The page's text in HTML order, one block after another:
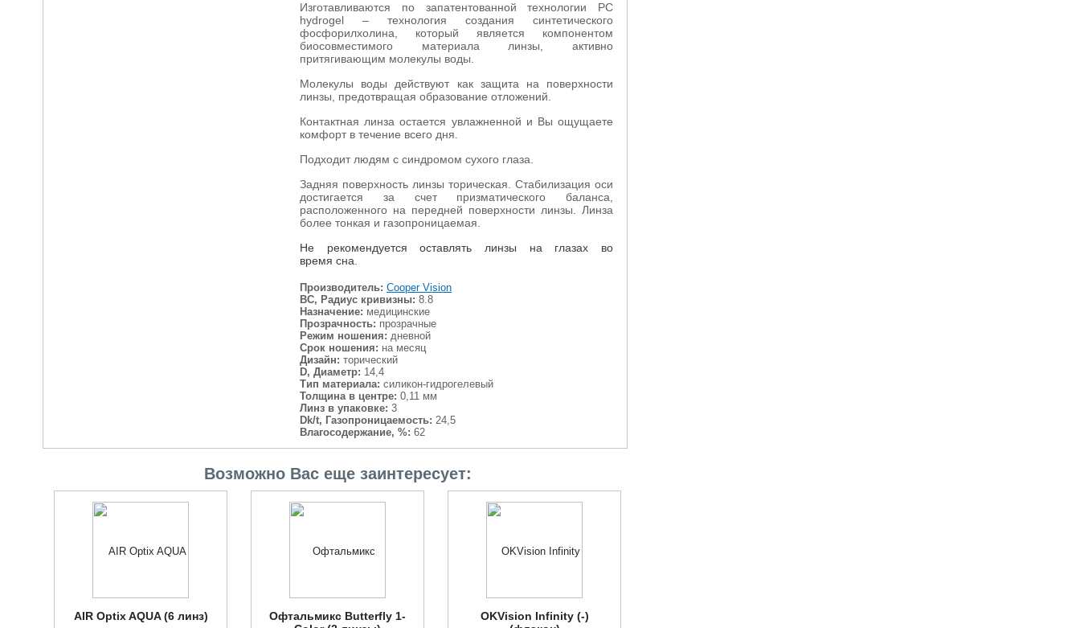
Изготавливаются по запатентованной технологии PC
hydrogel – технология создания синтетического
фосфорилхолина, который является компонентом
биосовместимого материала линзы, активно
притягивающим молекулы воды.
Молекулы воды действуют как защита на поверхности
линзы, предотвращая образование отложений.
Контактная линза остается увлажненной и Вы ощущаете
комфорт в течение всего дня.
Подходит людям с синдромом сухого глаза.
Задняя поверхность линзы торическая. Стабилизация оси
достигается за счет призматического баланса,
расположенного на передней поверхности линзы. Линза
более тонкая и газопроницаемая.
Не рекомендуется оставлять линзы на глазах во
время сна.
Производитель: Cooper Vision
BC, Радиус кривизны: 8.8
Назначение: медицинские
Прозрачность: прозрачные
Режим ношения: дневной
Срок ношения: на месяц
Дизайн: торический
D, Диаметр: 14,4
Тип материала: силикон-гидрогелевый
Толщина в центре: 0,11 мм
Линз в упаковке: 3
Dk/t, Газопроницаемость: 24,5
Влагосодержание, %: 62
Возможно Вас еще заинтересует:
AIR Optix AQUA (6 линз)
Офтальмикс Butterfly 1-
OKVision Infinity (-)